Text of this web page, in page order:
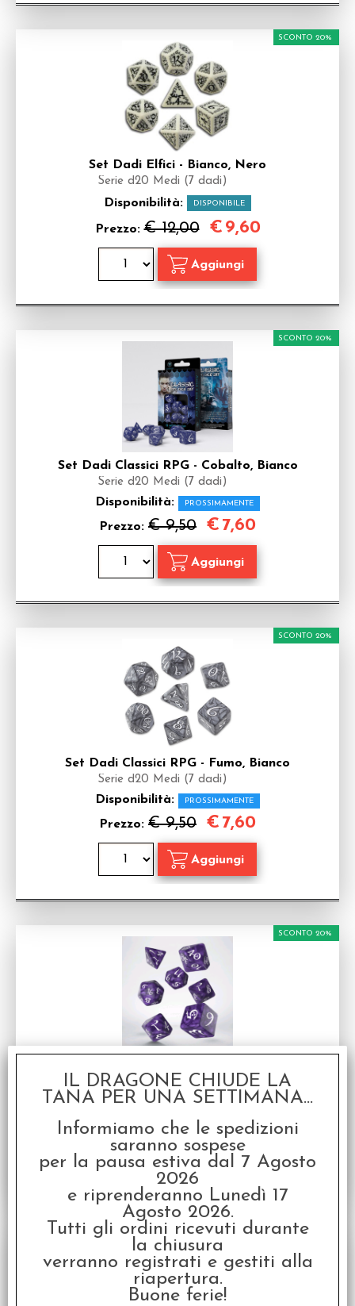
Set Dadi Elfici - Bianco, Nero
Serie d20 Medi (7 dadi)
Disponibilità: DISPONIBILE
Prezzo:€ 12,00
SCONTO 20%
€ 9,60
Set Dadi Classici RPG - Cobalto, Bianco
Serie d20 Medi (7 dadi)
Disponibilità: PROSSIMAMENTE
Prezzo: € 9,50
SCONTO 20%
€ 7,60
Set Dadi Classici RPG - Fumo, Bianco
Serie d20 Medi (7 dadi)
Disponibilità: PROSSIMAMENTE
Prezzo: € 9,50
SCONTO 20%
€ 7,60
Serie d20 Medi (7 dadi)
Disponibilità: PROSSIMAMENTE
Prezzo: € 9,50
SCONTO 20%
7,60
SCONTO 20%
IL DRAGONE CHIUDE LA
TANA PER UNA SETTIMANA...
Informiamo che le spedizioni
saranno sospese
per la pausa estiva dal 7 Agosto
2026
e riprenderanno Lunedì 17
Agosto 2026.
Tutti gli ordini ricevuti durante
la chiusura
verranno registrati e gestiti alla
riapertura.
Buone ferie!